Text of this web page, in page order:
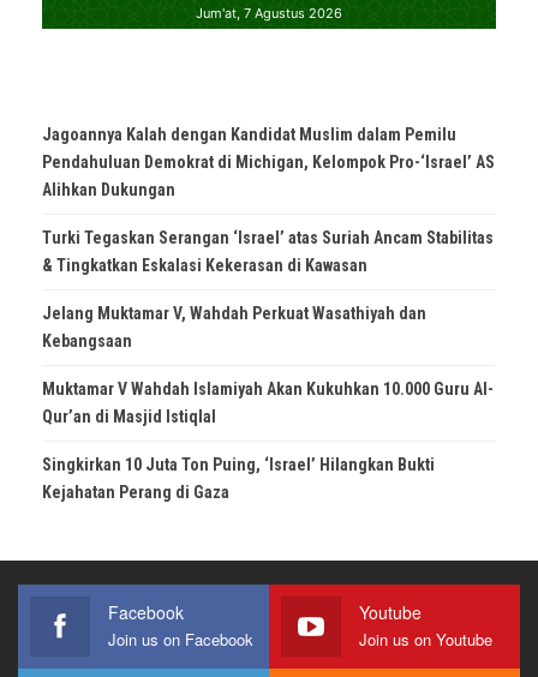
Jagoannya Kalah dengan Kandidat Muslim dalam Pemilu
Pendahuluan Demokrat di Michigan, Kelompok Pro-‘Israel’ AS
Alihkan Dukungan
Turki Tegaskan Serangan ‘Israel’ atas Suriah Ancam Stabilitas
& Tingkatkan Eskalasi Kekerasan di Kawasan
Jelang Muktamar V, Wahdah Perkuat Wasathiyah dan
Kebangsaan
Muktamar V Wahdah Islamiyah Akan Kukuhkan 10.000 Guru Al-
Qur’an di Masjid Istiqlal
Singkirkan 10 Juta Ton Puing, ‘Israel’ Hilangkan Bukti
Kejahatan Perang di Gaza
Facebook
Join us on Facebook
Youtube
Join us on Youtube